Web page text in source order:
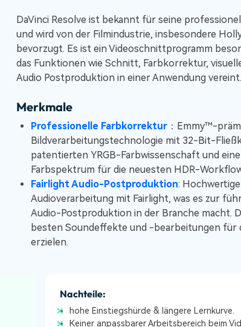
DaVinci Resolve ist bekannt für seine
und wird von der Filmindustrie, insbesondere
bevorzugt. Es ist ein Videoschnittprogramm
das Funktionen wie Schnitt, Farbkorrektur,
Audio Postproduktion in einer Anwendung vereint.
Merkmale
Professionelle Farbkorrektur ：Emmy™-
Bildverarbeitungstechnologie mit 32-Bit-
patentierten YRGB-Farbwissenschaft und
Farbspektrum für die neuesten HDR-
Fairlight Audio-Postproduktion: Hochwertige
Audioverarbeitung mit Fairlight, was es zur
Audio-Postproduktion in der Branche macht.
besten Soundeffekte und -bearbeitungen für
erzielen.
Nachteile:
hohe Einstiegshürde & längere Lernkurve.
Keiner anpassbarer Arbeitsbereich beim